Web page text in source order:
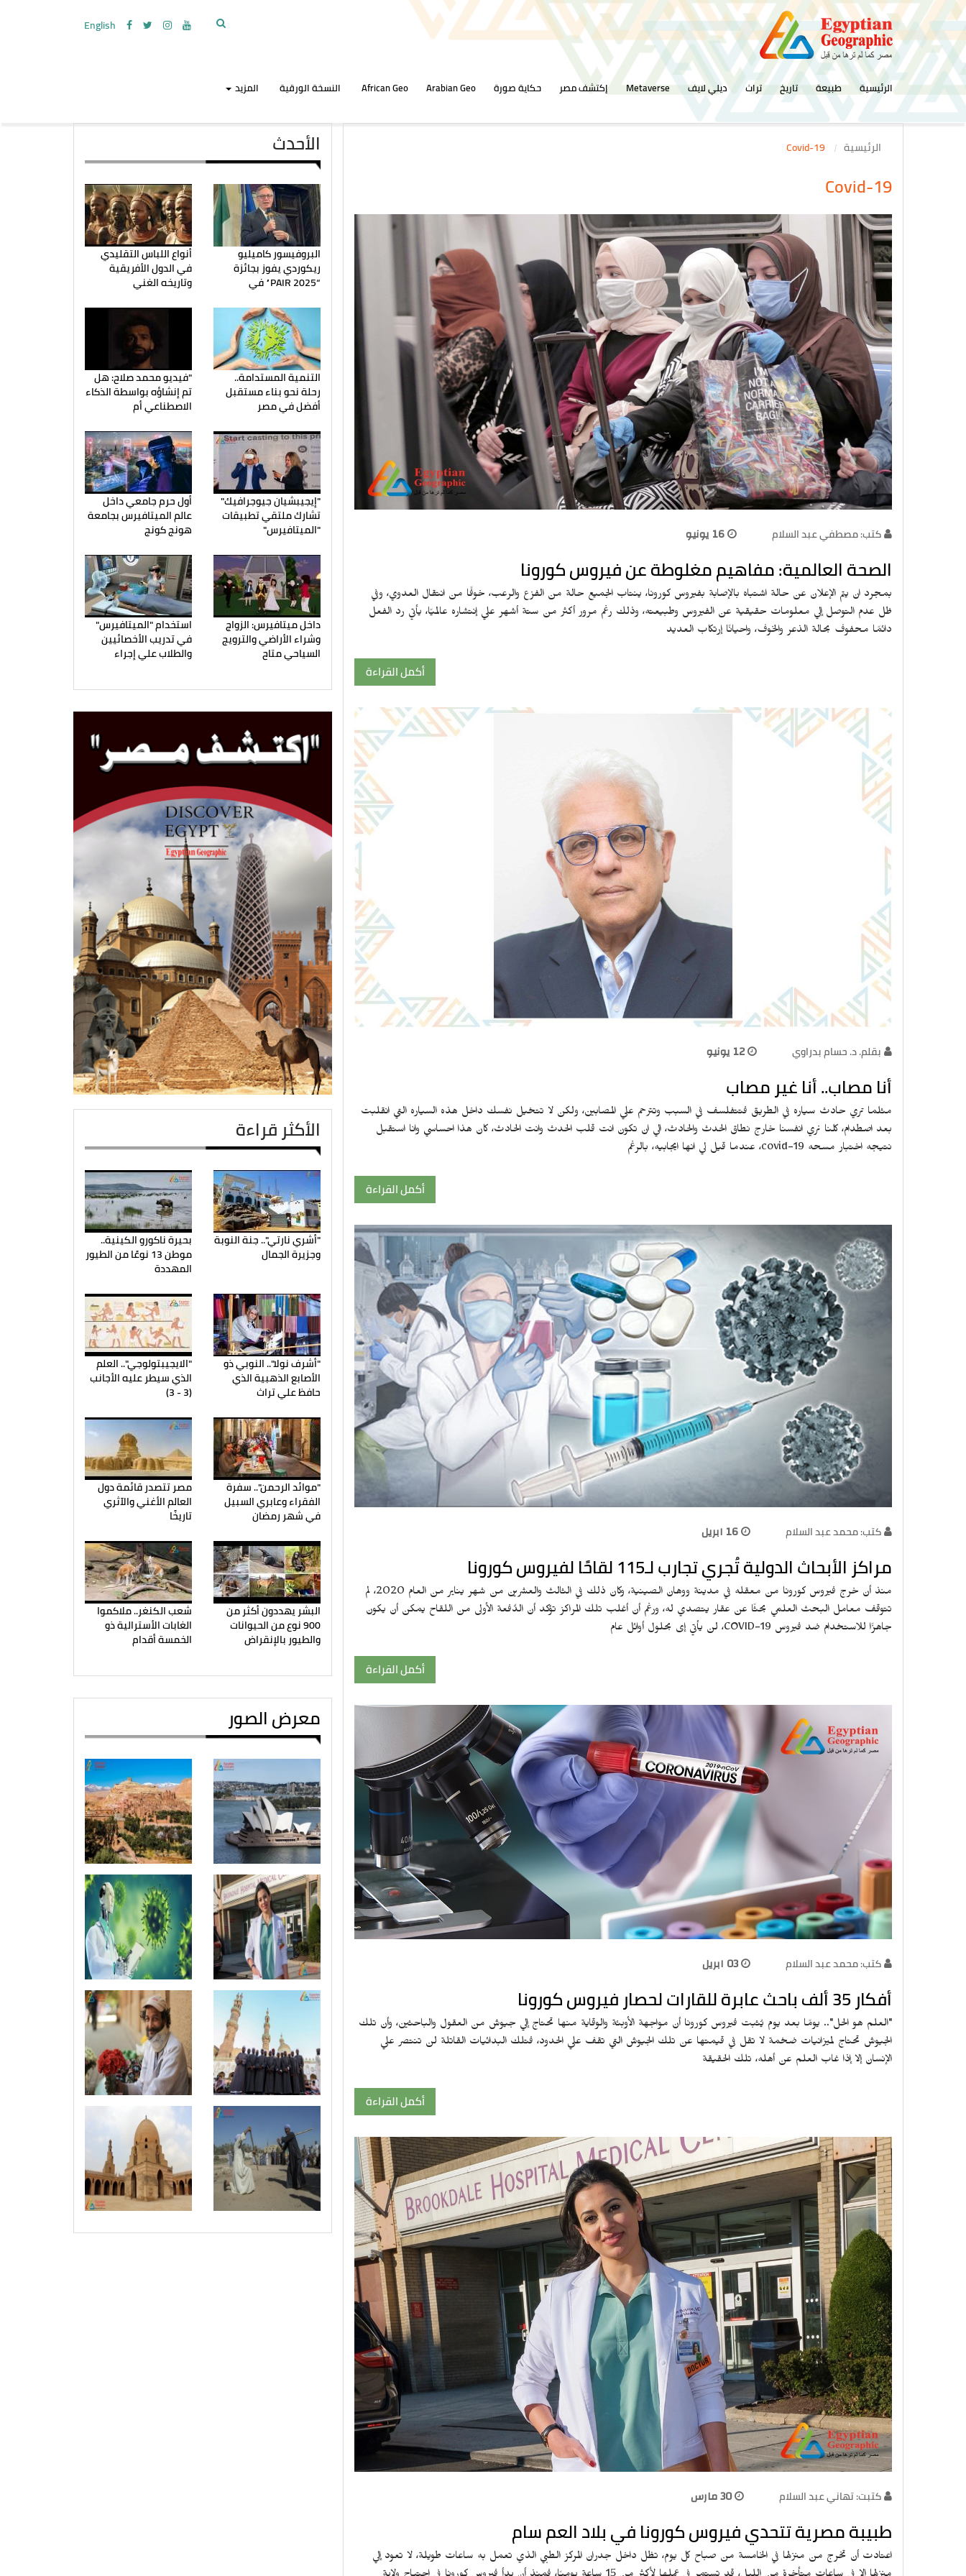
English
الرئيسية طبيعة تاريخ تراث ديلي لايف Metaverse إكتشف مصر حكاية صورة Arabian Geo
African Geo النسخة الورقية المزيد
الرئيسية
Covid-19
كتب: مصطفي عبد السلام
الصحة العالمية: مفاهيم مغلوطة عن فيروس كورونا
بمجرد ان يتم الإعلان عن حالة اشتباه بالإصابة بفيروس كورونا، ينتاب الجميع حالة من الفزع والرعب، خوفًا من انتقال العدوي، وفي
ظل عدم التوصل إلي معلومات حقيقية عن الفيروس وطبيعته، وذلك رغم مرور أكثر من ستة أشهر علي إنتشاره عالميًا، يأتي رد الفعل
دائمًا محفوف بحالة الذعر والخوف، واحيانًا إرتكاب العديد
أكمل القراءة
بقلم. د. حسام بدراوي
أنا مصاب.. أنا غير مصاب
مثلما تري حادث سياره في الطريق فتتفلسف في السبب وتترحم علي المصابين، ولكن لا تتخيل نفسك داخل هذه السياره التي انقلبت
بعد اصطدام، كلنا نري انفسنا خارج نطاق الحدث والحادث، الي ان تكون انت قلب الحدث وانت الحادث، كان هذا احساسي وانا استقبل
نتيجه اختبار مسحه covid-19، عندما قيل لي انها ايجابيه، بالرغم
أكمل القراءة
كتب: محمد عبد السلام
مراكز الأبحاث الدولية تُجري تجارب لـ115 لقاحًا لفيروس كورونا
منذ أن خرج فيروس كورونا من معقله في مدينة ووهان الصينية، وكان ذلك في الثالث والعشرين من شهر يناير من العام 2020، لم
تتوقف معامل البحث العلمي بحثًا عن عقار يتصدي له، ورغم أن أغلب تلك المراكز تؤكد أن الدُفعة الأولى من اللقاح يمكن أن يكون
جاهزًا للاستخدام ضد فيروس COVID-19، لن يأتي إى بحلول أوائل عام
أكمل القراءة
كتب: محمد عبد السلام 03 ابريل
أفكار 35 ألف باحث عابرة للقارات لحصار فيروس كورونا
"العلم هو الحل".. يومًا بعد يوم يُثبت فيروس كورونا أن مواجهة الأوبئة والوقاية منها تحتاج إلي جيوش من العقول والباحثين، وأن تلك
الجيوش تحتاج لميزانيات ضخمة لا تقل في قيمتها عن تلك الجيوش التي تقف علي الحدود، فتلك البدائيات القاتلة لن تنتصر علي
الإنسان إلا إذا غاب العلم عن أهله، تلك الحقيقة
أكمل القراءة
كتبت: تهاني عبد السلام 30 مارس
طبيبة مصرية تتحدي فيروس كورونا في بلاد العم سام
اعتادت أن تخرج من منزلها في الخامسة من صباح كل يوم، تظل داخل جدران المركز الطبي الذي تعمل به ساعات طويلة، لا تعود إلي
الأحدث
البروفيسور كاميليو
ريكوردي يفوز بجائزة
“PAIR 2025” في
أنواع اللباس التقليدي
في الدول الأفريقية
وتاريخه الغني
التنمية المستدامة..
رحلة نحو بناء مستقبل
أفضل في مصر
"فيديو محمد صلاح: هل
تم إنشاؤه بواسطة الذكاء
الاصطناعي أم
"إيجيبشيان جيوجرافيك"
تشارك ملتقي تطبيقات
"الميتافيرس"
أول حرم جامعي داخل
عالم الميتافيرس بجامعة
هونج كونج
داخل ميتافيرس: الزواج
وشراء الأراضي والترويج
السياحي متاح
استخدام "الميتافيرس"
في تدريب الأخصائيين
والطلاب علي إجراء
الأكثر قراءة
"أشري نارتي".. جنة النوبة
وجزيرة الجمال
بحيرة ناكورو الكينية..
موطن 13 نوعًا من الطيور
المهددة
"أشرف نولا".. النوبي ذو
الأصابع الذهبية الذي
حافظ علي تراث
"الايجيبتولوجي".. العلم
الذي سيطر عليه الأجانب
(3 - 3)
"موائد الرحمن".. سفرة
الفقراء وعابري السبيل
في شهر رمضان
مصر تتصدر قائمة دول
العالم الأغني والآثري
تاريخًا
البشر يهددون أكثر من
900 نوع من الحيوانات
والطيور بالإنقراض
شعب الكنغر.. ملاكموا
الغابات الأسترالية ذو
الخمسة أقدام
معرض الصور